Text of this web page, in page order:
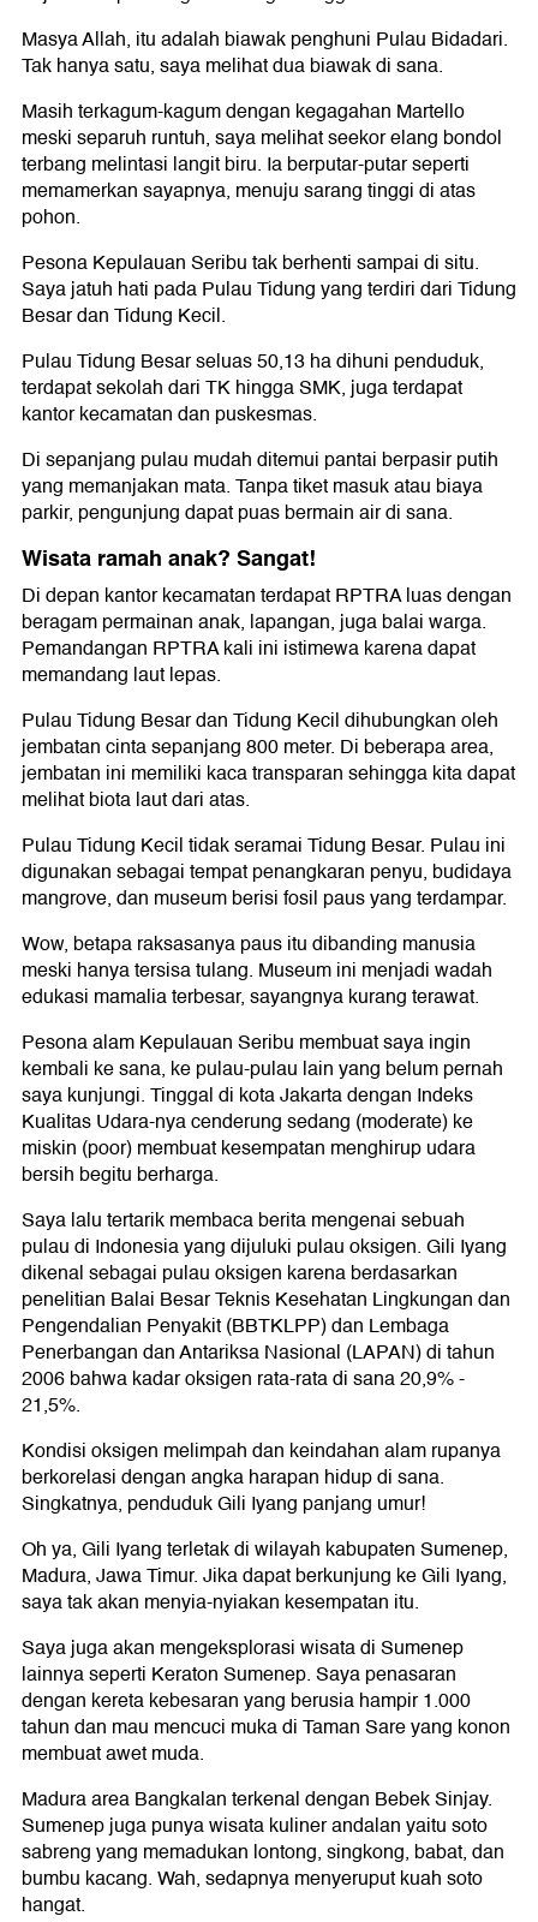
Masya Allah, itu adalah biawak penghuni Pulau Bidadari.
Tak hanya satu, saya melihat dua biawak di sana.
Masih terkagum-kagum dengan kegagahan Martello
meski separuh runtuh, saya melihat seekor elang bondol
terbang melintasi langit biru. Ia berputar-putar seperti
memamerkan sayapnya, menuju sarang tinggi di atas
pohon.
Pesona Kepulauan Seribu tak berhenti sampai di situ.
Saya jatuh hati pada Pulau Tidung yang terdiri dari Tidung
Besar dan Tidung Kecil.
Pulau Tidung Besar seluas 50,13 ha dihuni penduduk,
terdapat sekolah dari TK hingga SMK, juga terdapat
kantor kecamatan dan puskesmas.
Di sepanjang pulau mudah ditemui pantai berpasir putih
yang memanjakan mata. Tanpa tiket masuk atau biaya
parkir, pengunjung dapat puas bermain air di sana.
Wisata ramah anak? Sangat!
Di depan kantor kecamatan terdapat RPTRA luas dengan
beragam permainan anak, lapangan, juga balai warga.
Pemandangan RPTRA kali ini istimewa karena dapat
memandang laut lepas.
Pulau Tidung Besar dan Tidung Kecil dihubungkan oleh
jembatan cinta sepanjang 800 meter. Di beberapa area,
jembatan ini memiliki kaca transparan sehingga kita dapat
melihat biota laut dari atas.
Pulau Tidung Kecil tidak seramai Tidung Besar. Pulau ini
digunakan sebagai tempat penangkaran penyu, budidaya
mangrove, dan museum berisi fosil paus yang terdampar.
Wow, betapa raksasanya paus itu dibanding manusia
meski hanya tersisa tulang. Museum ini menjadi wadah
edukasi mamalia terbesar, sayangnya kurang terawat.
Pesona alam Kepulauan Seribu membuat saya ingin
kembali ke sana, ke pulau-pulau lain yang belum pernah
saya kunjungi. Tinggal di kota Jakarta dengan Indeks
Kualitas Udara-nya cenderung sedang (moderate) ke
miskin (poor) membuat kesempatan menghirup udara
bersih begitu berharga.
Saya lalu tertarik membaca berita mengenai sebuah
pulau di Indonesia yang dijuluki pulau oksigen. Gili Iyang
dikenal sebagai pulau oksigen karena berdasarkan
penelitian Balai Besar Teknis Kesehatan Lingkungan dan
Pengendalian Penyakit (BBTKLPP) dan Lembaga
Penerbangan dan Antariksa Nasional (LAPAN) di tahun
2006 bahwa kadar oksigen rata-rata di sana 20,9% -
21,5%.
Kondisi oksigen melimpah dan keindahan alam rupanya
berkorelasi dengan angka harapan hidup di sana.
Singkatnya, penduduk Gili Iyang panjang umur!
Oh ya, Gili Iyang terletak di wilayah kabupaten Sumenep,
Madura, Jawa Timur. Jika dapat berkunjung ke Gili Iyang,
saya tak akan menyia-nyiakan kesempatan itu.
Saya juga akan mengeksplorasi wisata di Sumenep
lainnya seperti Keraton Sumenep. Saya penasaran
dengan kereta kebesaran yang berusia hampir 1.000
tahun dan mau mencuci muka di Taman Sare yang konon
membuat awet muda.
Madura area Bangkalan terkenal dengan Bebek Sinjay.
Sumenep juga punya wisata kuliner andalan yaitu soto
sabreng yang memadukan lontong, singkong, babat, dan
bumbu kacang. Wah, sedapnya menyeruput kuah soto
hangat.